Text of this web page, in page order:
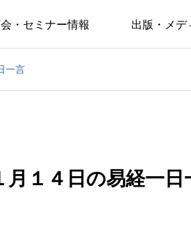
・セミナー情報 出版・メデ
一言
１４日の易経一日